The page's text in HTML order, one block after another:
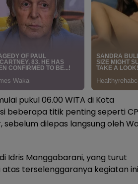
pukul 06.00 WITA di Kota
beberapa titik penting seperti
dilepas langsung oleh
Idris Manggabarani, yang turut
terselenggaranya kegiatan